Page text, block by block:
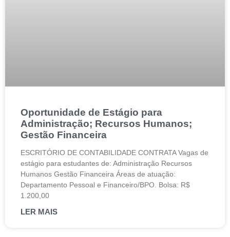
Oportunidade de Estágio para
Administração; Recursos Humanos;
Gestão Financeira
ESCRITÓRIO DE CONTABILIDADE CONTRATA Vagas de
estágio para estudantes de: Administração Recursos
Humanos Gestão Financeira Áreas de atuação:
Departamento Pessoal e Financeiro/BPO. Bolsa: R$
1.200,00
LER MAIS